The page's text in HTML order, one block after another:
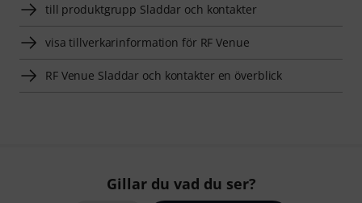
till produktgrupp Sladdar och kontakter
visa tillverkarinformation för RF Venue
RF Venue Sladdar och kontakter en överblick
Gillar du vad du ser?